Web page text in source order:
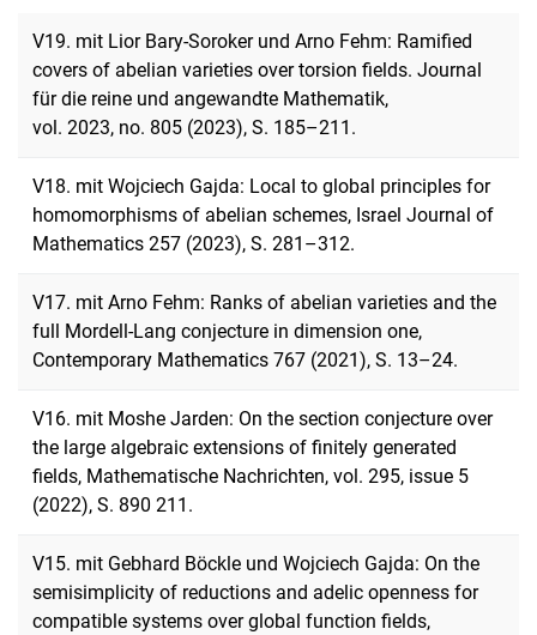
V19. mit Lior Bary-Soroker und Arno Fehm: Ramified
covers of abelian varieties over torsion fields. Journal
für die reine und angewandte Mathematik,
vol. 2023, no. 805 (2023), S. 185–211.
V18. mit Wojciech Gajda: Local to global principles for
homomorphisms of abelian schemes, Israel Journal of
Mathematics 257 (2023), S. 281–312.
V17. mit Arno Fehm: Ranks of abelian varieties and the
full Mordell-Lang conjecture in dimension one,
Contemporary Mathematics 767 (2021), S. 13–24.
V16. mit Moshe Jarden: On the section conjecture over
the large algebraic extensions of finitely generated
fields, Mathematische Nachrichten, vol. 295, issue 5
(2022), S. 890 211.
V15. mit Gebhard Böckle und Wojciech Gajda: On the
semisimplicity of reductions and adelic openness for
compatible systems over global function fields,